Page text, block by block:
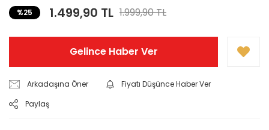
%25 1.499,90 TL 1.999,90 TL
Gelince Haber Ver
Arkadaşına Öner
Fiyatı Düşünce Haber Ver
Paylaş